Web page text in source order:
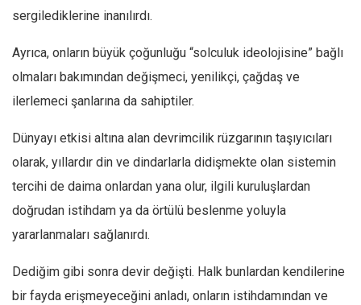
Siyaset
Dünya
Asya
Afrika
İslam Dünyası
Amerika
Avustralya
Tarih
Düşünce
sergilediklerine inanılırdı.
Ayrıca, onların büyük çoğunluğu “solculuk ideolojisine” bağlı
olmaları bakımından değişmeci, yenilikçi, çağdaş ve
ilerlemeci şanlarına da sahiptiler.
Dünyayı etkisi altına alan devrimcilik rüzgarının taşıyıcıları
olarak, yıllardır din ve dindarlarla didişmekte olan sistemin
tercihi de daima onlardan yana olur, ilgili kuruluşlardan
doğrudan istihdam ya da örtülü beslenme yoluyla
yararlanmaları sağlanırdı.
Dediğim gibi sonra devir değişti. Halk bunlardan kendilerine
bir fayda erişmeyeceğini anladı, onların istihdamından ve